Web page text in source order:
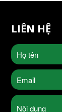
LIÊN HỆ